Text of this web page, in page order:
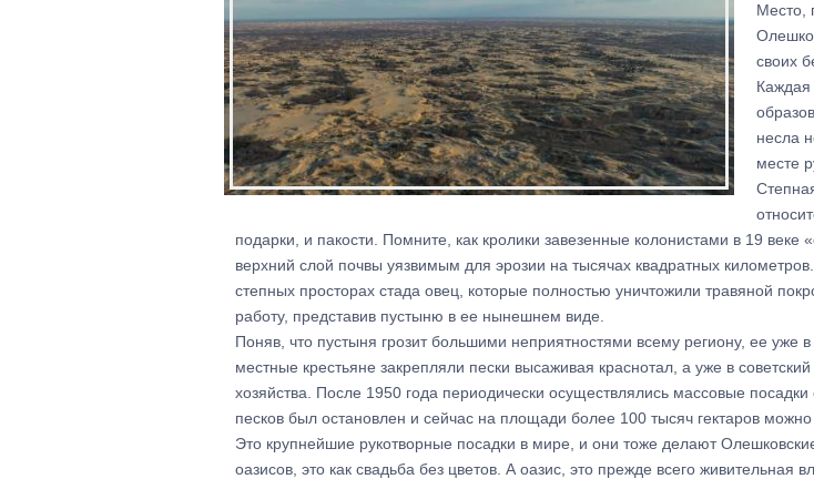
Место,
своих
Каждая
несла
месте
подарки, и пакости. Помните, как кролики завезенные колонистами в 19
верхний слой почвы уязвимым для эрозии на тысячах квадратных
степных просторах стада овец, которые полностью уничтожили травяной
работу, представив пустыню в ее нынешнем виде.
Поняв, что пустыня грозит большими неприятностями всему региону, ее уже
местные крестьяне закрепляли пески высаживая краснотал, а уже в
хозяйства. После 1950 года периодически осуществлялись массовые
песков был остановлен и сейчас на площади более 100 тысяч гектаров
Это крупнейшие рукотворные посадки в мире, и они тоже делают
оазисов, это как свадьба без цветов. А оазис, это прежде всего живительная